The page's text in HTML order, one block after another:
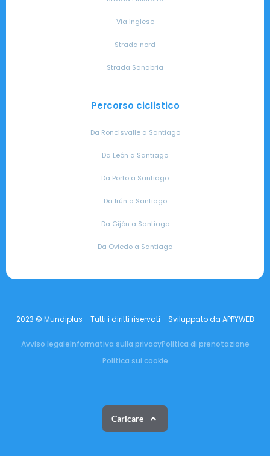
Via inglese
Strada nord
Strada Sanabria
Percorso ciclistico
Da Roncisvalle a Santiago
Da León a Santiago
Da Porto a Santiago
Da Irún a Santiago
Da Gijón a Santiago
Da Oviedo a Santiago
2023 © Mundiplus - Tutti i diritti riservati - Sviluppato da APPYWEB
Avviso legaleInformativa sulla privacyPolitica di prenotazione
Politica sui cookie
Caricare